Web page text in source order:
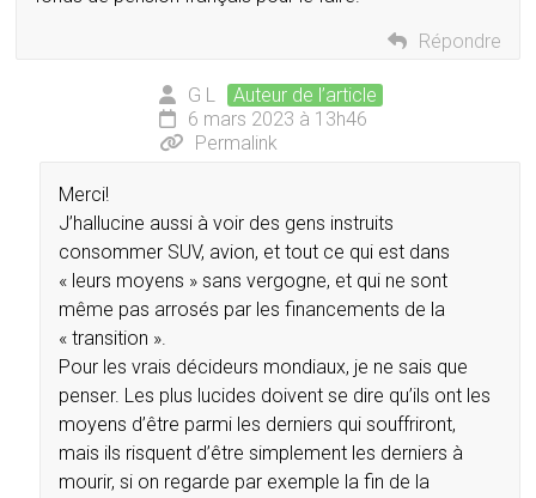
Répondre
G L
Auteur de l’article
6 mars 2023 à 13h46
Permalink
Merci!
J’hallucine aussi à voir des gens instruits
consommer SUV, avion, et tout ce qui est dans
« leurs moyens » sans vergogne, et qui ne sont
même pas arrosés par les financements de la
« transition ».
Pour les vrais décideurs mondiaux, je ne sais que
penser. Les plus lucides doivent se dire qu’ils ont les
moyens d’être parmi les derniers qui souffriront,
mais ils risquent d’être simplement les derniers à
mourir, si on regarde par exemple la fin de la